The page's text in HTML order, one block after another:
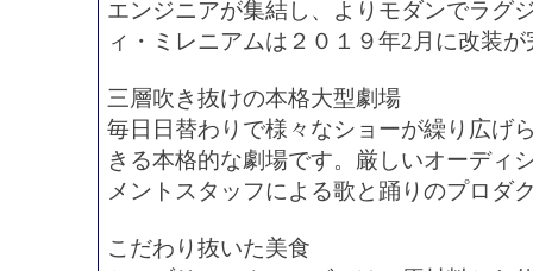
エンジニアが集結し、よりモダンでラグ
ィ・ミレニアムは２０１９年2月に改装
三層吹き抜けの本格大型劇場
毎日日替わりで様々なショーが繰り広げ
きる本格的な劇場です。厳しいオーディ
メントスタッフによる歌と踊りのプロダ
こだわり抜いた美食